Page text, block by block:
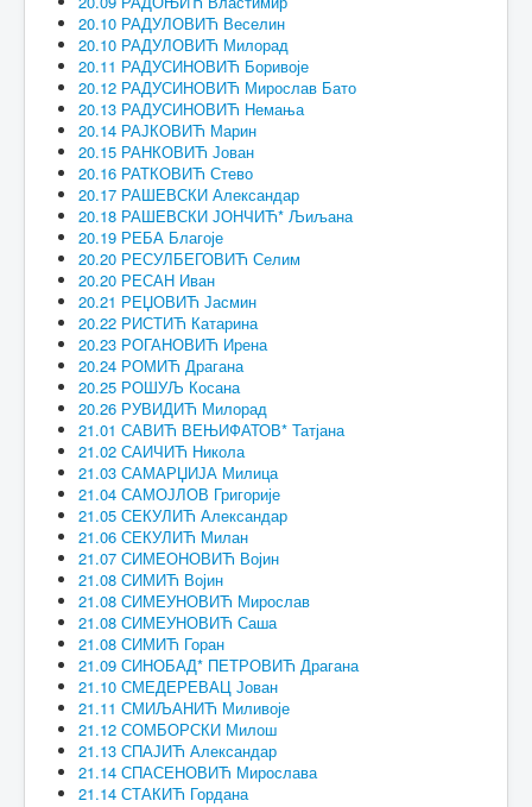
20.10 РАДУЛОВИЋ Веселин
20.10 РАДУЛОВИЋ Милорад
20.11 РАДУСИНОВИЋ Боривоје
20.12 РАДУСИНОВИЋ Мирослав Бато
20.13 РАДУСИНОВИЋ Немања
20.14 РАЈКОВИЋ Марин
20.15 РАНКОВИЋ Јован
20.16 РАТКОВИЋ Стево
20.17 РАШЕВСКИ Александар
20.18 РАШЕВСКИ ЈОНЧИЋ* Љиљана
20.19 РЕБА Благоје
20.20 РЕСУЛБЕГОВИЋ Селим
20.20 РЕСАН Иван
20.21 РЕЏОВИЋ Јасмин
20.22 РИСТИЋ Катарина
20.23 РОГАНОВИЋ Ирена
20.24 РОМИЋ Драгана
20.25 РОШУЉ Косана
20.26 РУВИДИЋ Милорад
21.01 САВИЋ ВЕЊИФАТОВ* Татјана
21.02 САИЧИЋ Никола
21.03 САМАРЏИЈА Милица
21.04 САМОЈЛОВ Григорије
21.05 СЕКУЛИЋ Александар
21.06 СЕКУЛИЋ Милан
21.07 СИМЕОНОВИЋ Војин
21.08 СИМИЋ Војин
21.08 СИМЕУНОВИЋ Мирослав
21.08 СИМЕУНОВИЋ Саша
21.08 СИМИЋ Горан
21.09 СИНОБАД* ПЕТРОВИЋ Драгана
21.10 СМЕДЕРЕВАЦ Јован
21.11 СМИЉАНИЋ Миливоје
21.12 СОМБОРСКИ Милош
21.13 СПАЈИЋ Александар
21.14 СПАСЕНОВИЋ Мирослава
21.14 СТАКИЋ Гордана